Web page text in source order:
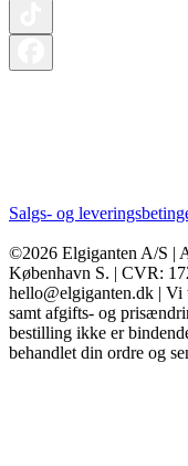
Salgs- og
©2026 Elgiganten A/S |
København S. | CVR:
hello@elgiganten.dk |
samt afgifts- og
bestilling ikke er
behandlet din ordre og